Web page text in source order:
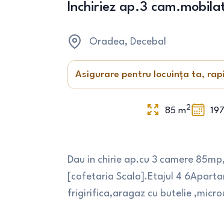
Inchiriez ap.3
Oradea, Decebal
Asigurare pentru locuința ta,
85 m2
Dau in chirie ap.cu 3 camere
[cofetaria Scala].Etajul 4
frigirifica,aragaz cu butelie